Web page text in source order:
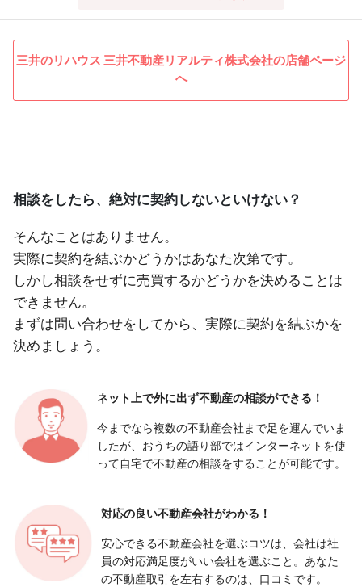
三井のリハウス 三井不動産リアルティ株式会社の店舗ページ
へ
相談をしたら、絶対に契約しないといけない？
そんなことはありません。
実際に契約を結ぶかどうかはあなた次第です。
しかし相談をせずに売買するかどうかを決めることは
できません。
まずは問い合わせをしてから、実際に契約を結ぶかを
決めましょう。
ネット上で外に出ず不動産の相談ができる！
今までなら複数の不動産会社まで足を運んでいま
したが、おうちの語り部ではインターネットを使
って自宅で不動産の相談をすることが可能です。
対応の良い不動産会社がわかる！
安心できる不動産会社を選ぶコツは、会社は社
員の対応満足度がいい会社を選ぶこと。あなた
の不動産取引を左右するのは、口コミです。